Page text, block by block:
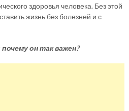
здоровья человека. Без этой
жизнь без болезней и с
он так важен?